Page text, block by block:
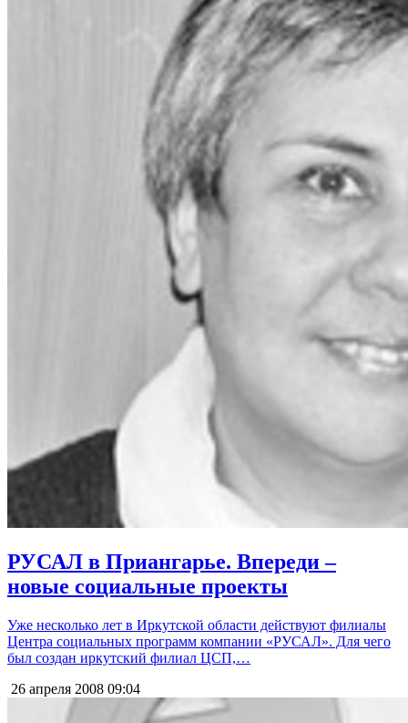
РУСАЛ в Приангарье. Впереди –
новые социальные проекты
Уже несколько лет в Иркутской области действуют филиалы
Центра социальных программ компании «РУСАЛ». Для чего
был создан иркутский филиал ЦСП,…
26 апреля 2008 09:04